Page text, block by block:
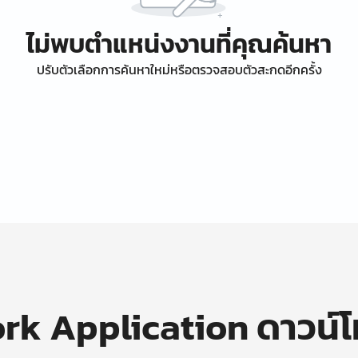
ไม่พบตำแหน่งงานที่คุณค้นหา
ปรับตัวเลือกการค้นหาใหม่หรือตรวจสอบตัวสะกดอีกครั้ง
Application ดาวน์